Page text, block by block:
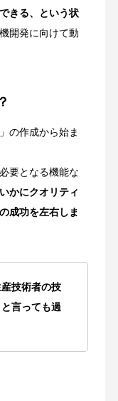
きる、という状
開発に向けて動
の作成から始ま
要となる機能な
いかにクオリティ
成功を左右しま
技術者の技
言っても過